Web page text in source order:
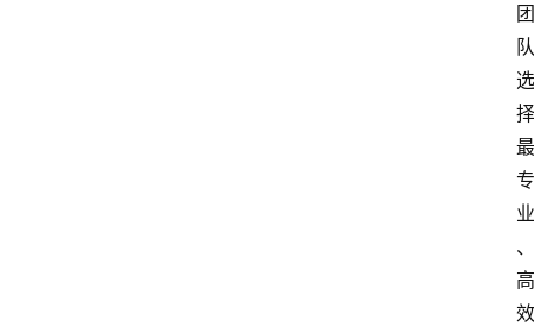
团
队
选
择
最
专
业
、
高
效